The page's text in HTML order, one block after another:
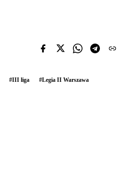
#III liga #Legia II Warszawa